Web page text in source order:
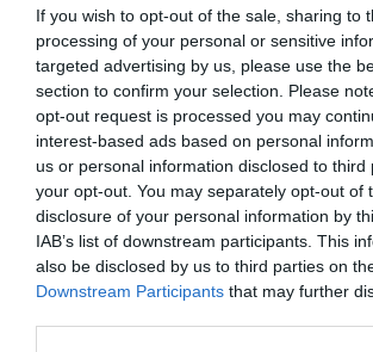
If you wish to opt-out of the sale, sharing to
processing of your personal or sensitive
targeted advertising by us, please use the
section to confirm your selection. Please
opt-out request is processed you may
interest-based ads based on personal
us or personal information disclosed to third
your opt-out. You may separately opt-out of
disclosure of your personal information by
IAB’s list of downstream participants. This
also be disclosed by us to third parties on
Downstream Participants that may further
DERNIERS
GVA1112a commenté l'article :
19 h 23 sans escale : le Boeing 777F de
Airlines relie l’Écosse à l’Australie